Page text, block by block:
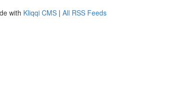
with Kliqqi CMS | All RSS Feeds